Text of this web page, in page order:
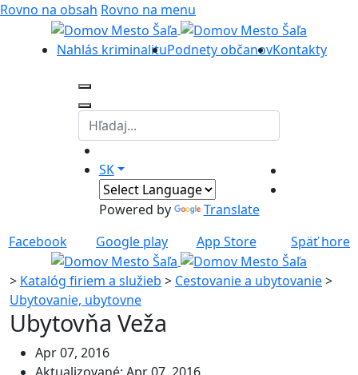
Rovno na obsah Rovno na menu
Nahlás kriminalituPodnety občanovKontakty
SK
Powered by
Translate
Facebook
Google play App Store Späť hore
> Katalóg firiem a služieb > Cestovanie a ubytovanie>
Ubytovanie, ubytovne
Ubytovňa Veža
Apr 07, 2016